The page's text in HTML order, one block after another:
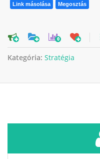
Link másolása Megosztás
0
Kategória: Stratégia